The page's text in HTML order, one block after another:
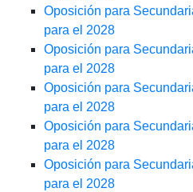
Oposición para
para el 2028
Oposición para
para el 2028
Oposición para
para el 2028
Oposición para
para el 2028
Oposición para
para el 2028